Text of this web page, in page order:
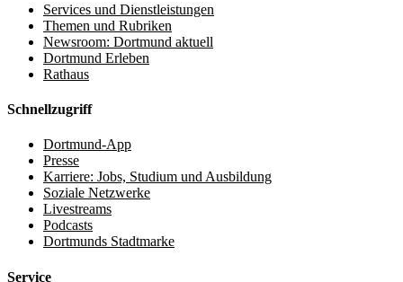
Services und Dienstleistungen
Themen und Rubriken
Newsroom: Dortmund aktuell
Dortmund Erleben
Rathaus
Schnellzugriff
Dortmund-App
Presse
Karriere: Jobs, Studium und Ausbildung
Soziale Netzwerke
Livestreams
Podcasts
Dortmunds Stadtmarke
Service